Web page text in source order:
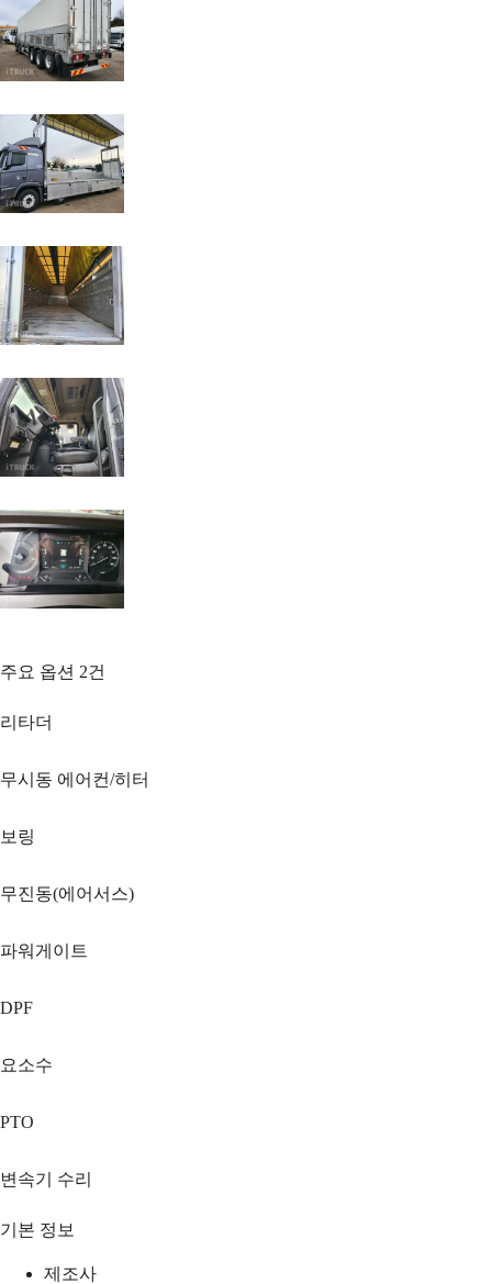
주요 옵션 2건
리타더
무시동 에어컨/히터
보링
무진동(에어서스)
파워게이트
DPF
요소수
PTO
변속기 수리
기본 정보
제조사